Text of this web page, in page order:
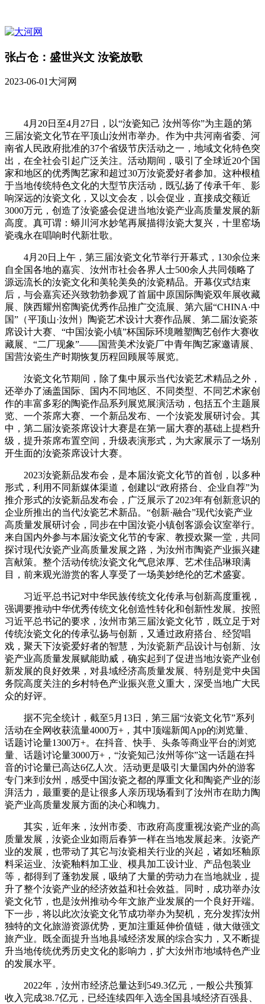
张占仓：盛世兴文 汝瓷放歌
2023-06-01大河网
4月20日至4月27日，以“汝瓷知己 汝州等你”为主题的第
三届汝瓷文化节在平顶山汝州市举办。作为中共河南省委、河
南省人民政府批准的37个省级节庆活动之一，地域文化特色突
出，在全社会引起广泛关注。活动期间，吸引了全球近20个国
家和地区的优秀陶艺家和超过30万汝瓷爱好者参加。这种根植
于当地传统特色文化的大型节庆活动，既弘扬了传承千年、影
响深远的汝瓷文化，又以文会友，以会促业，直接成交额近
3000万元，创造了汝瓷盛会促进当地汝瓷产业高质量发展的新
高度。真可谓：蟒川河水妙笔再展描得汝瓷大复兴，十里窑场
瓷魂永在唱响时代新壮歌。
4月20日上午，第三届汝瓷文化节举行开幕式，130余位来
自全国各地的嘉宾、汝州市社会各界人士500余人共同领略了
源远流长的汝瓷文化和美轮美奂的汝瓷精品。开幕仪式结束
后，与会嘉宾还兴致勃勃参观了首届中原国际陶瓷双年展收藏
展、陕西耀州窑陶瓷优秀作品推广交流展、第六届“CHINA·中
国”（平顶山·汝州）陶瓷艺术设计大赛作品展、第二届汝瓷茶
席设计大赛、“中国汝瓷小镇”杯国际环境雕塑陶艺创作大赛收
藏展、“二厂现象”——国营美术汝瓷厂中青年陶艺家邀请展、
国营汝瓷生产时期恢复历程回顾展等展览。
汝瓷文化节期间，除了集中展示当代汝瓷艺术精品之外，
还举办了涵盖国际、国内不同地区、不同类型、不同艺术家创
作的丰富多彩的陶瓷作品系列展览展演活动，包括五个主题展
览、一个茶席大赛、一个新品发布、一个汝瓷发展研讨会。其
中，第二届汝瓷茶席设计大赛是在第一届大赛的基础上提档升
级，提升茶席布置空间，升级表演形式，为大家展示了一场别
开生面的汝瓷茶席设计大赛。
2023汝瓷新品发布会，是本届汝瓷文化节的首创，以多种
形式，利用不同新媒体渠道，创建以“政府搭台、企业自荐”为
推介形式的汝瓷新品发布会，广泛展示了2023年有创新意识的
企业所推出的当代汝瓷艺术新品。“创新·融合”现代汝瓷产业
高质量发展研讨会，同步在中国汝瓷小镇创客源会议室举行。
来自国内外参与本届汝瓷文化节的专家、教授欢聚一堂，共同
探讨现代汝瓷产业高质量发展之路，为汝州市陶瓷产业振兴建
言献策。整个活动传统汝瓷文化气息浓厚、艺术佳品琳琅满
目，前来观光游赏的客人享受了一场美妙绝伦的艺术盛宴。
习近平总书记对中华民族传统文化传承与创新高度重视，
强调要推动中华优秀传统文化创造性转化和创新性发展。按照
习近平总书记的要求，汝州市第三届汝瓷文化节，既立足于对
传统汝瓷文化的传承弘扬与创新，又通过政府搭台、经贸唱
戏，聚天下汝瓷爱好者的智慧，为汝瓷新产品设计与创新、汝
瓷产业高质量发展赋能助威，确实起到了促进当地汝瓷产业创
新发展的良好效果，对县域经济高质量发展、特别是党中央国
务院高度关注的乡村特色产业振兴意义重大，深受当地广大民
众的好评。
据不完全统计，截至5月13日，第三届“汝瓷文化节”系列
活动在全网收获流量4000万+，其中顶端新闻App的浏览量、
话题讨论量1300万+。在抖音、快手、头条等商业平台的浏览
量、话题讨论量3000万+，“汝瓷知己汝州等你”这一话题在抖
音的讨论量已高达6亿人次。活动更是吸引大量国内外的游客
专门来到汝州，感受中国汝瓷之都的厚重文化和陶瓷产业的澎
湃活力，最重要的是让很多人亲历现场看到了汝州市在助力陶
瓷产业高质量发展方面的决心和魄力。
其实，近年来，汝州市委、市政府高度重视汝瓷产业的高
质量发展，汝瓷企业如雨后春笋一样在当地发展起来。汝瓷产
业的发展，也带动了其它与汝瓷相关行业的兴起，诸如坯釉原
料采运业、汝瓷釉料加工业、模具加工设计业、产品包装业
等，都得到了蓬勃发展，吸纳了大量的劳动力在当地就业，提
升了整个汝瓷产业的经济效益和社会效益。同时，成功举办汝
瓷文化节，也是汝州推动今年文旅产业发展的一个良好开端。
下一步，将以此次汝瓷文化节成功举办为契机，充分发挥汝州
独特的文化旅游资源优势，更加注重延伸价值链，做大做强文
旅产业。既全面提升当地县域经济发展的综合实力，又不断提
升当地传统优秀历史文化的影响力，扩大汝州市地域特色产业
的发展水平。
2022年，汝州市经济总量达到549.3亿元，一般公共预算
收入完成38.7亿元，已经连续四年入选全国县域经济百强县、